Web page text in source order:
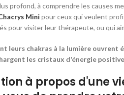
profond, à comprendre les causes
Mini pour ceux qui veulent
pour visiter leur thérapeute, ou qui
leurs chakras à la lumière ouvrent
les cristaux d'énergie
à propos d'une